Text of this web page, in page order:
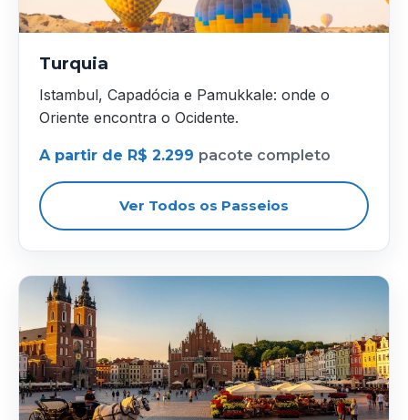
Turquia
Istambul, Capadócia e Pamukkale: onde o
Oriente encontra o Ocidente.
A partir de R$ 2.299 pacote completo
Ver Todos os Passeios